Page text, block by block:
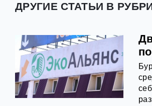
ДРУГИЕ СТАТЬИ В